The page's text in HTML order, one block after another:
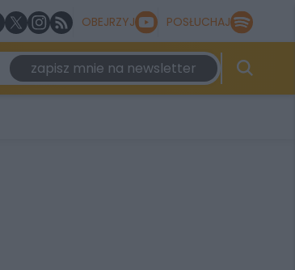
OBEJRZYJ POSŁUCHAJ
zapisz mnie na newsletter